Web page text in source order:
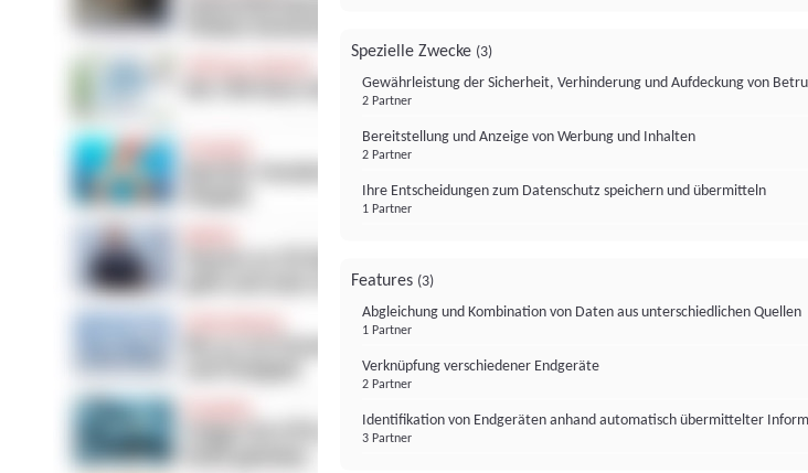
Spezielle Zwecke (3)
Gewährleistung der Sicherheit, Verhinderung und Aufdeckung von
2 Partner
Bereitstellung und Anzeige von Werbung und Inhalten
2 Partner
Ihre Entscheidungen zum Datenschutz speichern und übermitteln
1 Partner
Features (3)
Abgleichung und Kombination von Daten aus unterschiedlichen Quellen
1 Partner
Verknüpfung verschiedener Endgeräte
2 Partner
Identifikation von Endgeräten anhand automatisch übermittelter
3 Partner